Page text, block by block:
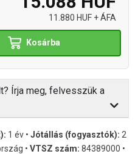
11.880 HUF + ÁFA
Kosárba
Írja meg, felvesszük a
1 év • Jótállás (fogyasztók): 2
• VTSZ szám: 84389000 •